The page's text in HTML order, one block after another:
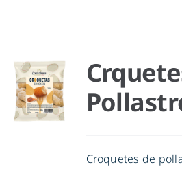
Croquetes de